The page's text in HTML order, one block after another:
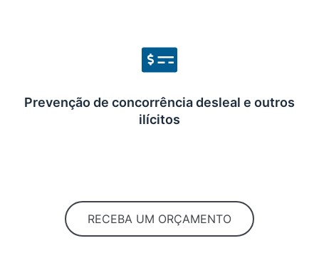
Prevenção de concorrência desleal e outros
ilícitos
RECEBA UM ORÇAMENTO